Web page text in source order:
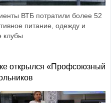
ВТБ потратили более 52
питание, одежду и
клубы
открылся «Профсоюзный